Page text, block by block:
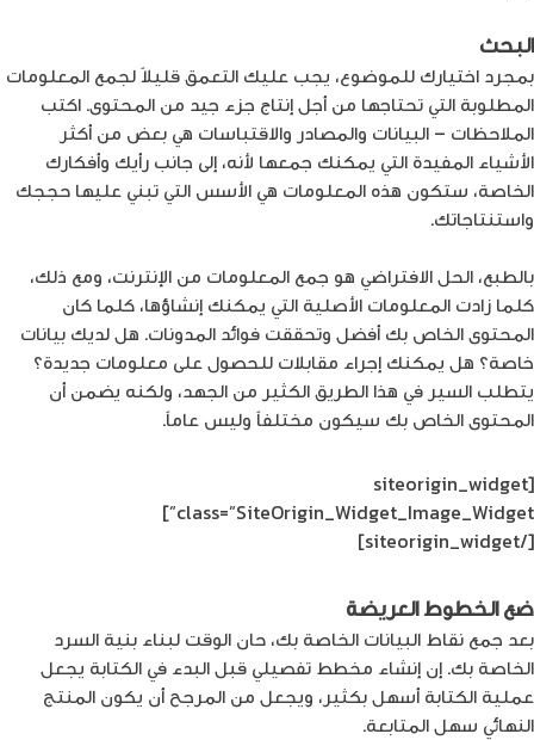
البحث
بمجرد اختيارك للموضوع، يجب عليك التعمق قليلاً لجمع المعلومات
المطلوبة التي تحتاجها من أجل إنتاج جزء جيد من المحتوى. اكتب
الملاحظات – البيانات والمصادر والاقتباسات هي بعض من أكثر
الأشياء المفيدة التي يمكنك جمعها لأنه، إلى جانب رأيك وأفكارك
الخاصة، ستكون هذه المعلومات هي الأسس التي تبني عليها حججك
واستنتاجاتك.
بالطبع، الحل الافتراضي هو جمع المعلومات من الإنترنت، ومع ذلك،
كلما زادت المعلومات الأصلية التي يمكنك إنشاؤها، كلما كان
المحتوى الخاص بك أفضل وتحققت فوائد المدونات. هل لديك بيانات
خاصة؟ هل يمكنك إجراء مقابلات للحصول على معلومات جديدة؟
يتطلب السير في هذا الطريق الكثير من الجهد، ولكنه يضمن أن
المحتوى الخاص بك سيكون مختلفاً وليس عاماً.
[siteorigin_widget
class=”SiteOrigin_Widget_Image_Widget”]
[/siteorigin_widget]
ضع الخطوط العريضة
بعد جمع نقاط البيانات الخاصة بك، حان الوقت لبناء بنية السرد
الخاصة بك. إن إنشاء مخطط تفصيلي قبل البدء في الكتابة يجعل
عملية الكتابة أسهل بكثير، ويجعل من المرجح أن يكون المنتج
النهائي سهل المتابعة.